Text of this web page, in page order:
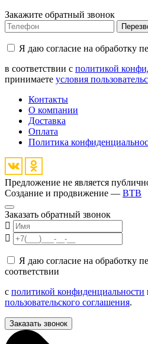
Закажите обратный звонок
Я даю согласие на обработку
в соответствии с политикой
принимаете условия
Контакты
О компании
Доставка
Оплата
Политика
Предложение не является
Создание и продвижение — BTB
Заказать обратный звонок
Я даю согласие на обработку
соответствии
с политикой конфиденциальности
пользовательского соглашения.
Заказать звонок